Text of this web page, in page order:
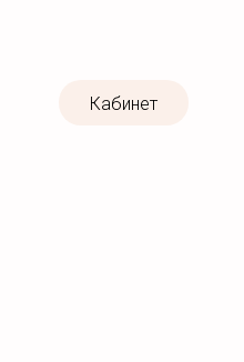
Кабинет